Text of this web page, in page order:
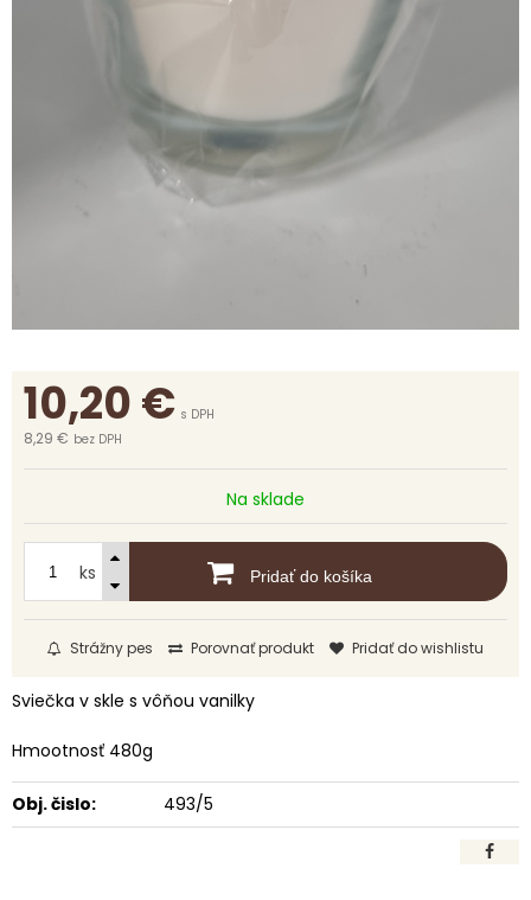
10,20€ s DPH
8,29 € bez DPH
Na sklade
ks Pridať do košíka
Strážny pes Porovnať produkt Pridať do wishlistu
Sviečka v skle s vôňou vanilky
Hmootnosť 480g
Obj. čislo: 493/5